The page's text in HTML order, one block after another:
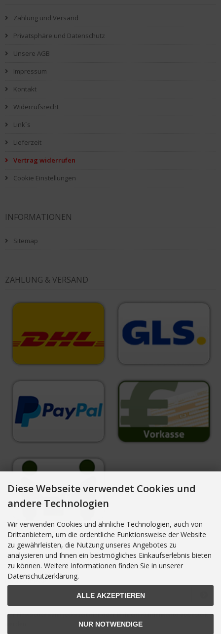
Zahlung und Versand
Privatsphäre und Datenschutz
Unsere AGB
Impressum
Kontakt
Widerrufsrecht
Link`s
Lieferzeit
Vertrag widerrufen
Cookie Einstellungen
INFORMATIONEN
Sitemap
ZAHLUNG & VERSAND
NEWSLETTER-ANMELDUNG
E-Mail-Adresse:
Der Newsletter kann jederzeit hier oder in Ihrem Kundenkonto abbestellt
Diese Webseite verwendet Cookies und
andere Technologien
Wir verwenden Cookies und ähnliche Technologien, auch von
Drittanbietern, um die ordentliche Funktionsweise der Website
zu gewährleisten, die Nutzung unseres Angebotes zu
analysieren und Ihnen ein bestmögliches Einkaufserlebnis bieten
zu können. Weitere Informationen finden Sie in unserer
Datenschutzerklärung.
ALLE AKZEPTIEREN
NUR NOTWENDIGE